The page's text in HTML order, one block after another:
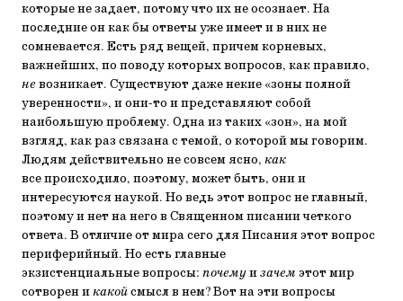
которые не задает, потому что их не осознает. На
последние он как бы ответы уже имеет и в них не
сомневается. Есть ряд вещей, причем корневых,
важнейших, по поводу которых вопросов, как правило,
невозникает. Существуют даже некие «зоны полной
уверенности», и они-то и представляют собой
наибольшую проблему. Одна из таких «зон», на мой
взгляд, как раз связана с темой, о которой мы говорим.
Людям действительно не совсем ясно, как
все происходило, поэтому, может быть, они и
интересуются наукой. Но ведь этот вопрос не главный,
поэтому и нет на него в Священном писании четкого
ответа. В отличие от мира сего для Писания этот вопрос
периферийный. Но есть главные
экзистенциальные вопросы: почемуизачем этот мир
сотворен икакойсмысл в нем? Вот на эти вопросы